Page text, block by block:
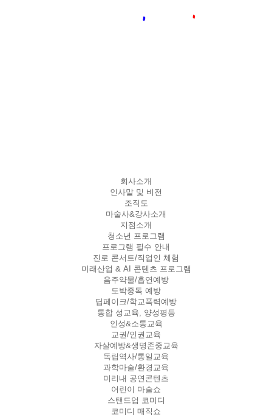
회사소개
인사말 및 비전
조직도
마술사&강사소개
지점소개
청소년 프로그램
프로그램 필수 안내
진로 콘서트/직업인 체험
미래산업 & AI 콘텐츠 프로그램
음주약물/흡연예방
도박중독 예방
딥페이크/학교폭력예방
통합 성교육, 양성평등
인성&소통교육
교권/인권교육
자살예방&생명존중교육
독립역사/통일교육
과학마술/환경교육
미리내 공연콘텐츠
어린이 마술쇼
스탠드업 코미디
코미디 매직쇼